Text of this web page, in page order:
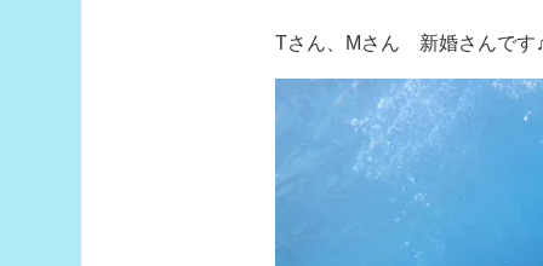
Tさん、Mさん 新婚さんです